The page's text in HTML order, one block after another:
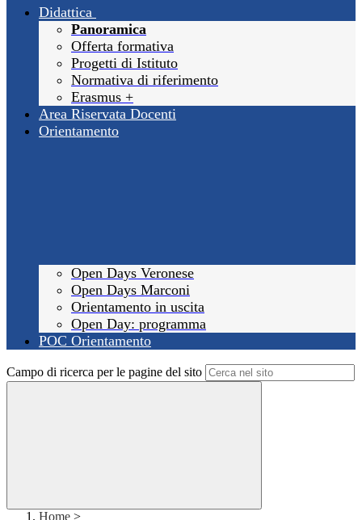
Didattica
Panoramica
Offerta formativa
Progetti di Istituto
Normativa di riferimento
Erasmus +
Area Riservata Docenti
Orientamento
Open Days Veronese
Open Days Marconi
Orientamento in uscita
Open Day: programma
POC Orientamento
Campo di ricerca per le pagine del sito
Home >